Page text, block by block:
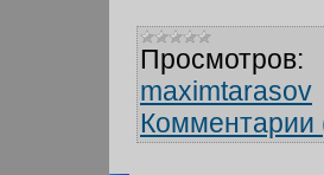
Просмотров:
maximtarasov
Комментарии